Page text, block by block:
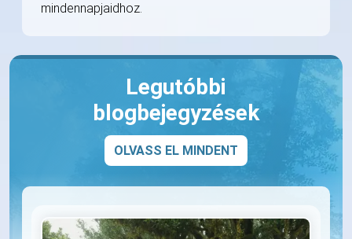
mindennapjaidhoz.
Legutóbbi
blogbejegyzések
OLVASS EL MINDENT